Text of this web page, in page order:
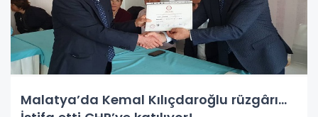
Malatya’da Kemal Kılıçdaroğlu rüzgârı…